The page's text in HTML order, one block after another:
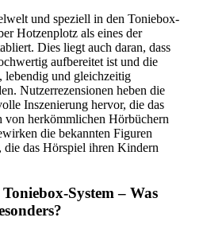
und speziell in den Toniebox-
Hotzenplotz als eines der
Dies liegt auch daran, dass
aufbereitet ist und die
lebendig und gleichzeitig
Nutzerrezensionen heben die
Inszenierung hervor, die das
von herkömmlichen Hörbüchern
die bekannten Figuren
die das Hörspiel ihren Kindern
System – Was